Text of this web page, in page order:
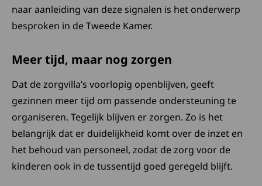
naar aanleiding van deze signalen is het onderwerp
besproken in de Tweede Kamer.
Meer tijd, maar nog zorgen
Dat de zorgvilla’s voorlopig openblijven, geeft
gezinnen meer tijd om passende ondersteuning te
organiseren. Tegelijk blijven er zorgen. Zo is het
belangrijk dat er duidelijkheid komt over de inzet en
het behoud van personeel, zodat de zorg voor de
kinderen ook in de tussentijd goed geregeld blijft.